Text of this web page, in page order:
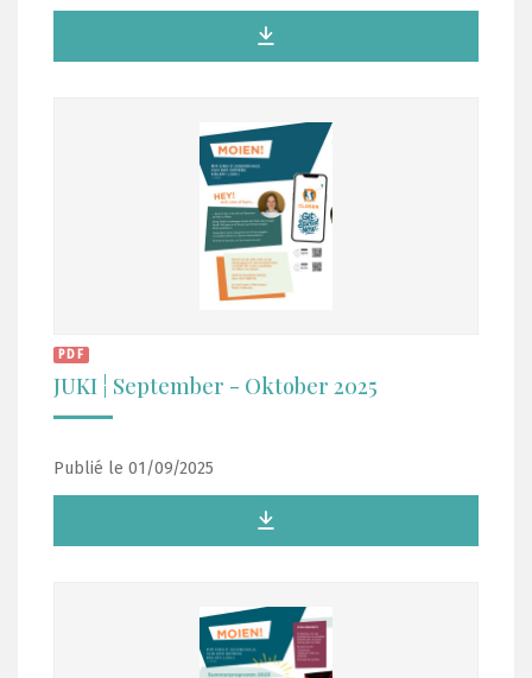
PDF
JUKI ¦ September - Oktober 2025
Publié le 01/09/2025